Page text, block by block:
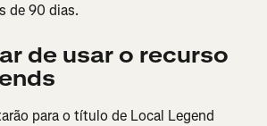
de 90 dias.
de usar o recurso
para o título de Local Legend